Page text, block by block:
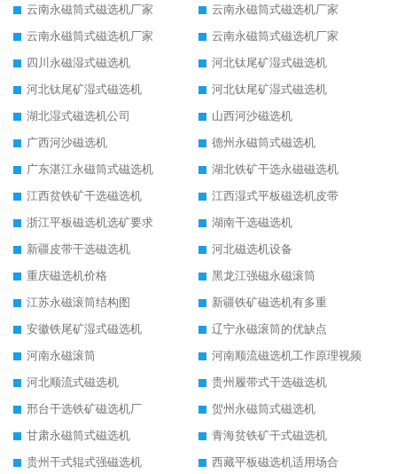
云南永磁筒式磁选机厂家
云南永磁筒式磁选机厂家
云南永磁筒式磁选机厂家
云南永磁筒式磁选机厂家
四川永磁湿式磁选机
河北钛尾矿湿式磁选机
河北钛尾矿湿式磁选机
河北钛尾矿湿式磁选机
湖北湿式磁选机公司
山西河沙磁选机
广西河沙磁选机
德州永磁筒式磁选机
广东湛江永磁筒式磁选机
湖北铁矿干选永磁磁选机
江西贫铁矿干选磁选机
江西湿式平板磁选机皮带
浙江平板磁选机选矿要求
湖南干选磁选机
新疆皮带干选磁选机
河北磁选机设备
重庆磁选机价格
黑龙江强磁永磁滚筒
江苏永磁滚筒结构图
新疆铁矿磁选机有多重
安徽铁尾矿湿式磁选机
辽宁永磁滚筒的优缺点
河南永磁滚筒
河南顺流磁选机工作原理视频
河北顺流式磁选机
贵州履带式干选磁选机
邢台干选铁矿磁选机厂
贺州永磁筒式磁选机
甘肃永磁筒式磁选机
青海贫铁矿干式磁选机
贵州干式辊式强磁选机
西藏平板磁选机适用场合